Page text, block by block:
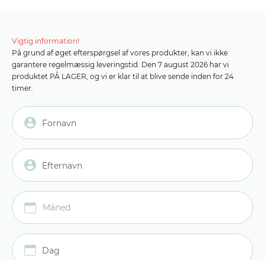
Vigtig information!
På grund af øget efterspørgsel af vores produkter, kan vi ikke
garantere regelmæssig leveringstid. Den 7 august 2026 har vi
produktet PÅ LAGER, og vi er klar til at blive sende inden for 24
timer.